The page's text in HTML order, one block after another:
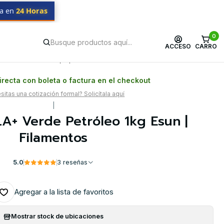
ACCESO
0
CARRO
en 24 Horas
con boleta o factura en el checkout
una cotización formal? Solicítala aquí
Verde Petróleo 1kg Esun |
Filamentos
5.0 3 reseñas
Agregar a la lista de favoritos
Mostrar stock de ubicaciones